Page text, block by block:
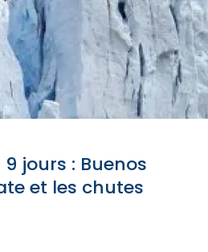
jours : Buenos
et les chutes